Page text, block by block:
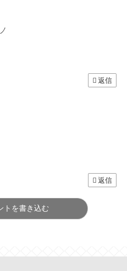
返信
返信
トを書き込む